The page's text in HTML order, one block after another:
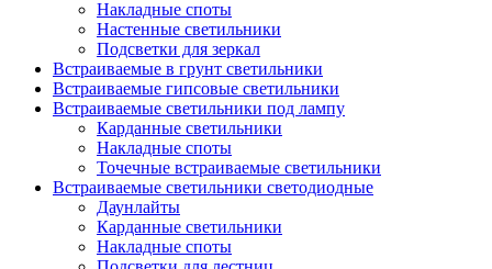
Накладные споты
Настенные светильники
Подсветки для зеркал
Встраиваемые в грунт светильники
Встраиваемые гипсовые светильники
Встраиваемые светильники под лампу
Карданные светильники
Накладные споты
Точечные встраиваемые светильники
Встраиваемые светильники светодиодные
Даунлайты
Карданные светильники
Накладные споты